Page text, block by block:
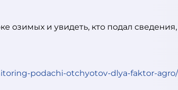
озимых и увидеть, кто подал сведения,
podachi-otchyotov-dlya-faktor-agro/